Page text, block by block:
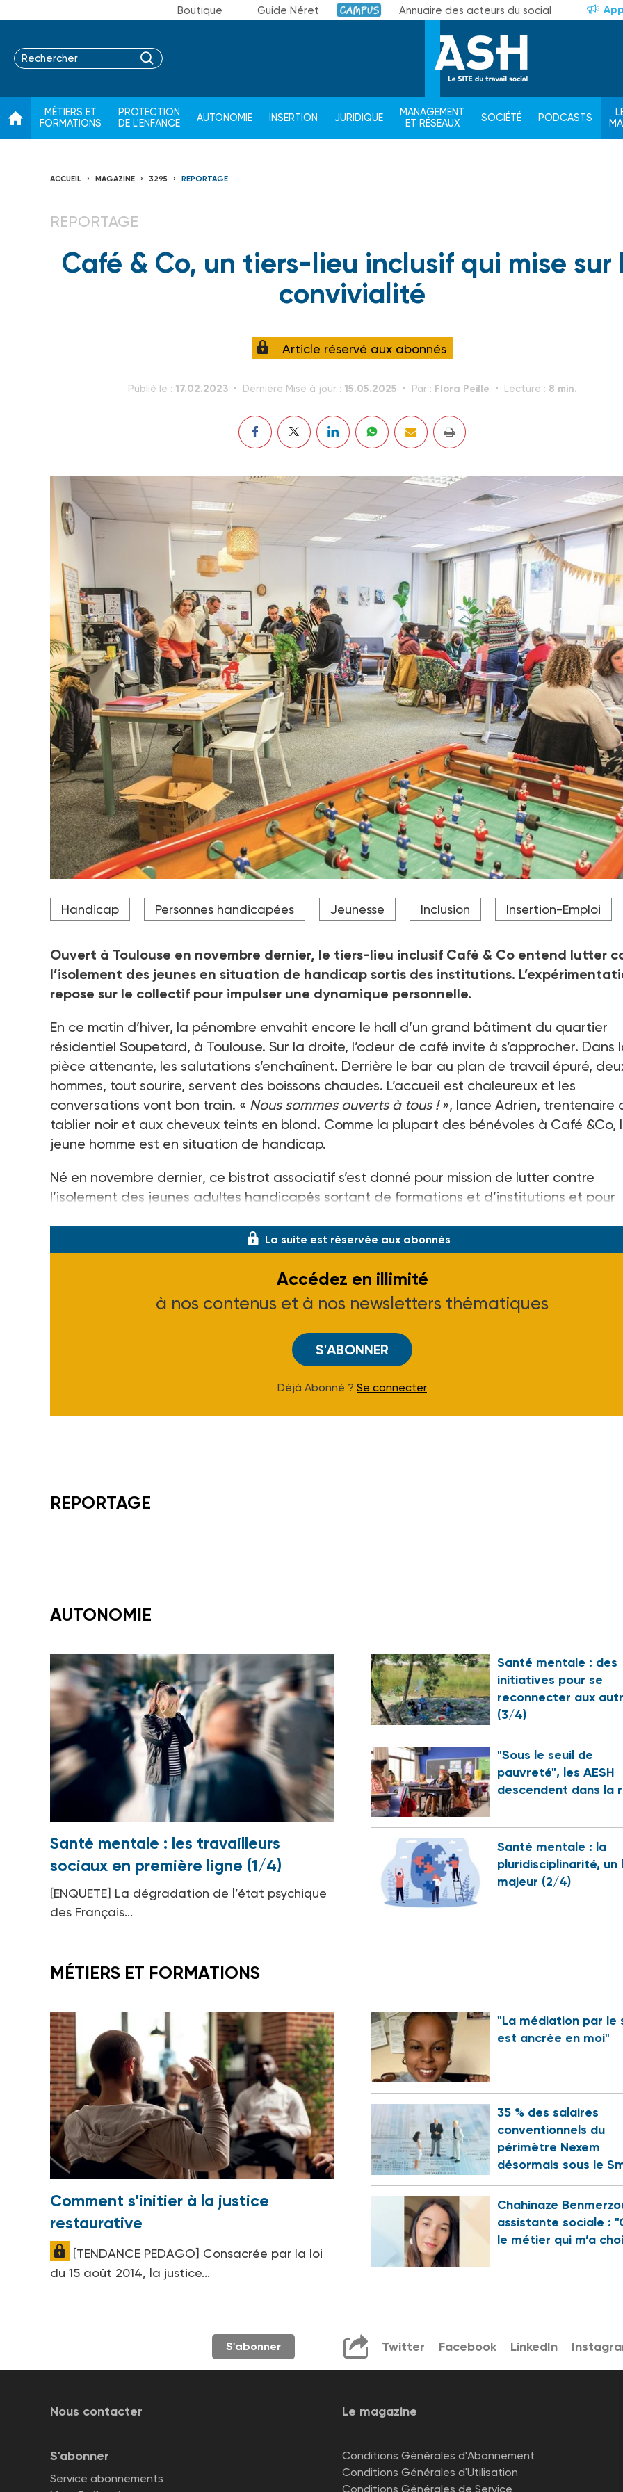
Boutique Guide Néret Campus Annuaire des acteurs du social
MÉTIERS ET
FORMATIONS
PROTECTION
DE L'ENFANCE
AUTONOMIE INSERTION JURIDIQUE
MANAGEMENT
ET RÉSEAUX
SOCIÉTÉ PODCASTS
ACCUEIL MAGAZINE 3295 REPORTAGE
REPORTAGE
Café & Co, un tiers-lieu inclusif qui mise sur
convivialité
Article réservé aux abonnés
Publié le : 17.02.2023 Dernière Mise à jour : 15.05.2025 Par : Flora Peille Lecture : 8 min.
Crédit photo Christian Bellavia
Handicap Personnes handicapées Jeunesse Inclusion Insertion-Emploi
Ouvert à Toulouse en novembre dernier, le tiers-lieu inclusif Café & Co entend lutter
l’isolement des jeunes en situation de handicap sortis des institutions.
repose sur le collectif pour impulser une dynamique personnelle.
En ce matin d’hiver, la pénombre envahit encore le hall d’un grand bâtiment du quartier
résidentiel Soupetard, à Toulouse. Sur la droite, l’odeur de café invite à s’approcher. Dans
pièce attenante, les salutations s’enchaînent. Derrière le bar au plan de travail épuré,
hommes, tout sourire, servent des boissons chaudes. L’accueil est chaleureux et les
conversations vont bon train. « Nous sommes ouverts à tous !», lance Adrien, trentenaire
tablier noir et aux cheveux teints en blond. Comme la plupart des bénévoles à Café &Co,
jeune homme est en situation de handicap.
Né en novembre dernier, ce bistrot associatif s’est donné pour mission de lutter contre
l’isolement des jeunes adultes handicapés sortant de formations et d’institutions et pour
La suite est réservée aux abonnés
Accédez en illimité
à nos contenus et à nos newsletters thématiques
S'ABONNER
Déjà Abonné ? Se connecter
REPORTAGE
AUTONOMIE
Santé mentale : les travailleurs
sociaux en première ligne (1/4)
[ENQUETE] La dégradation de l’état psychique
des Français...
Santé mentale : des
initiatives pour se
reconnecter aux
(3/4)
"Sous le seuil de
pauvreté", les AESH
descendent dans la
Santé mentale : la
pluridisciplinarité, un
majeur (2/4)
MÉTIERS ET FORMATIONS
Comment s’initier à la justice
restaurative
[TENDANCE PEDAGO] Consacrée par la loi
du 15 août 2014, la justice...
"La médiation par le
est ancrée en moi"
35 % des salaires
conventionnels du
périmètre Nexem
désormais sous le
Chahinaze
assistante sociale :
le métier qui m’a
S'abonner Twitter Facebook LinkedIn
Nous contacter Le magazine
S'abonner
Service abonnements
Conditions Générales d'Abonnement
Conditions Générales d'Utilisation
Conditions Générales de Service